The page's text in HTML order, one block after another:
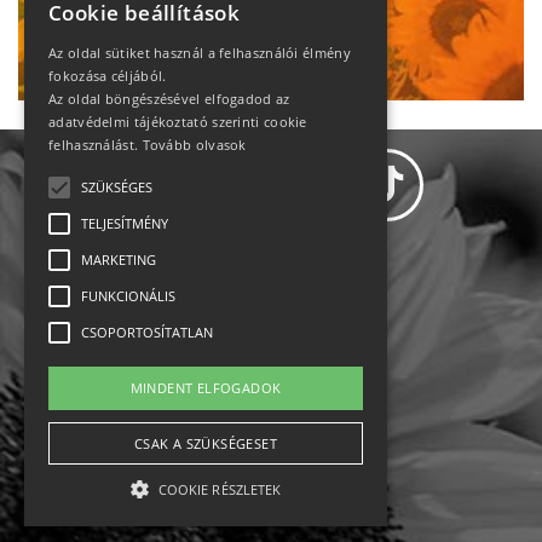
Ne maradj le!
Állásajánlatok
Impresszum-kapcsolat
Jogi nyilatkozat
Rólunk
Cookie beállítások
Az oldal sütiket használ a felhasználói élmény
fokozása céljából.
Az oldal böngészésével elfogadod az
adatvédelmi tájékoztató szerinti cookie
felhasználást. Tovább olvasok
SZÜKSÉGES
TELJESÍTMÉNY
MARKETING
FUNKCIONÁLIS
CSOPORTOSÍTATLAN
MINDENT ELFOGADOK
CSAK A SZÜKSÉGESET
COOKIE RÉSZLETEK